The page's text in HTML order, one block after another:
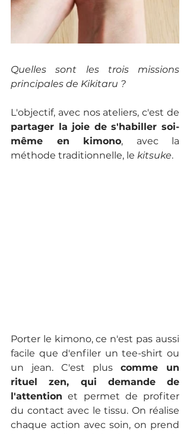
Quelles sont les trois missions
principales de Kikitaru ?
partager la joie de s'habiller soi-
même en kimono, avec la
méthode traditionnelle, le kitsuke.
Porter le kimono, ce n'est pas aussi
facile que d'enfiler un tee-shirt ou
un jean. C'est plus comme un
rituel zen, qui demande de
l'attention et permet de profiter
du contact avec le tissu. On réalise
chaque action avec soin, on prend